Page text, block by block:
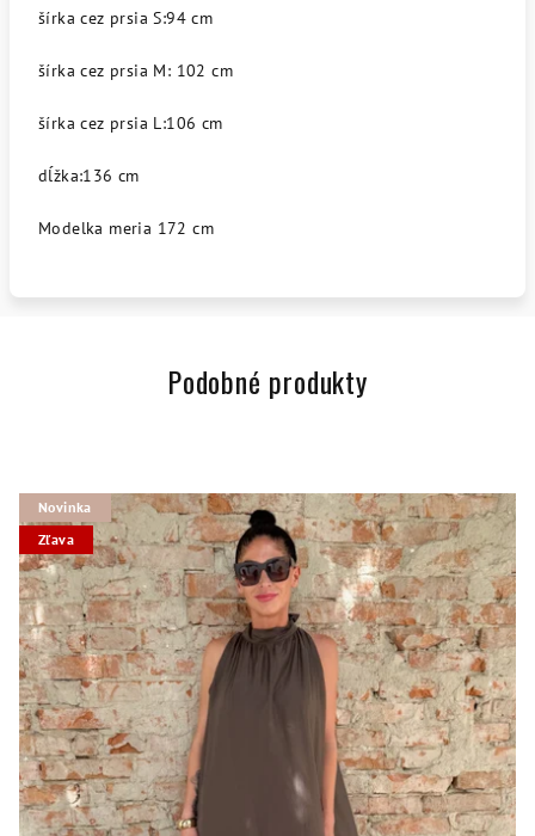
šírka cez prsia S:94 cm
šírka cez prsia M: 102 cm
šírka cez prsia L:106 cm
dĺžka:136 cm
Modelka meria 172 cm
Podobné produkty
Novinka
Zľava